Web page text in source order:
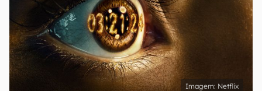
Netflix